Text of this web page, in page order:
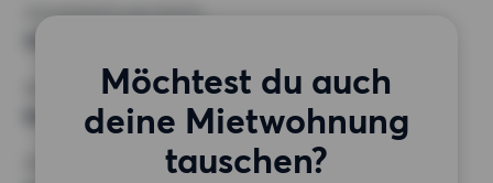
Möchtest du auch
deine Mietwohnung
tauschen?
HÖCHSTMIETE (KALTMIETE)
ANFORDERUNGEN
Balkon,
SONSTIGE PRÄFERENZEN